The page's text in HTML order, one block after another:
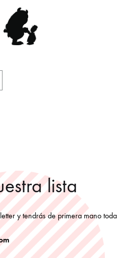
lista
y tendrás de primera mano toda